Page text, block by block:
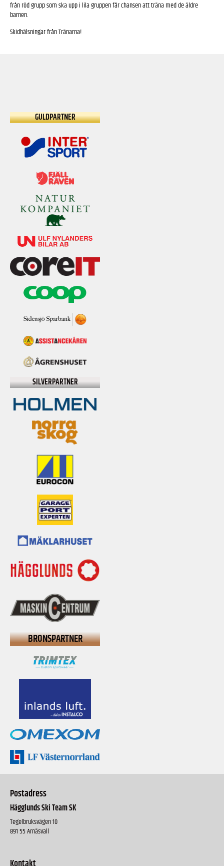
från röd grupp som ska upp i lila gruppen får chansen att träna med de äldre
barnen.
Skidhälsningar från Tränarna!
GULDPARTNER
SILVERPARTNER
BRONSPARTNER
Postadress
Hägglunds Ski Team SK
Tegelbruksvägen 10
891 55 Arnäsvall